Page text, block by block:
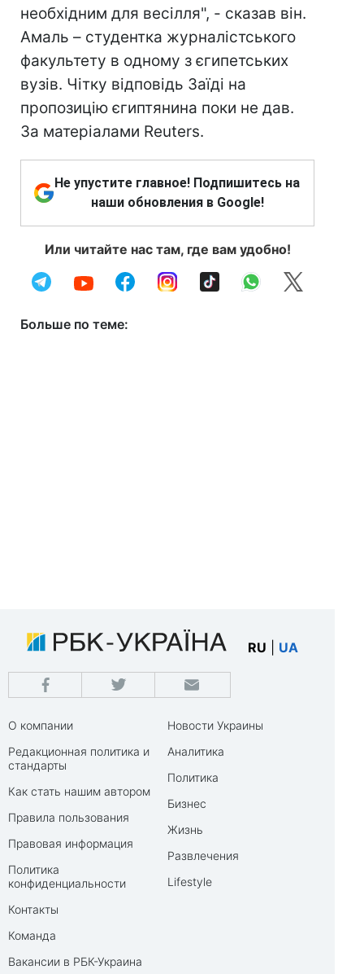
необхідним для весілля", - сказав він.
Амаль – студентка журналістського
факультету в одному з єгипетських
вузів. Чітку відповідь Заїді на
пропозицію єгиптянина поки не дав.
За матеріалами Reuters.
Не упустите главное! Подпишитесь на
наши обновления в Google!
Или читайте нас там, где вам удобно!
Больше по теме:
RU UA
О компании
Редакционная политика и
стандарты
Как стать нашим автором
Правила пользования
Правовая информация
Политика
конфиденциальности
Контакты
Команда
Вакансии в РБК-Украина
Новости Украины
Аналитика
Политика
Бизнес
Жизнь
Развлечения
Lifestyle